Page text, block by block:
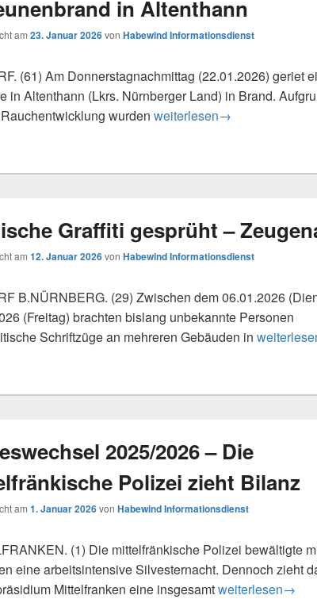
in Altenthann
am 23. Januar 2026von Habewind Informationsdienst
(61) Am Donnerstagnachmittag (22.01.2026) geriet
in Altenthann (Lkrs. Nürnberger Land) in Brand.
wurden Scheunenbrand in Altenthann
weiterlesen→
Graffiti gesprüht –
am 12. Januar 2026von Habewind Informationsdienst
B.NÜRNBERG. (29) Zwischen dem 06.01.2026
(Freitag) brachten bislang unbekannte Personen
Schriftzüge an mehreren Gebäuden in Politische
2025/2026 – Die
Polizei zieht Bilanz
am 1. Januar 2026von Habewind Informationsdienst
(1) Die mittelfränkische Polizei bewältigte
eine arbeitsintensive Silvesternacht. Dennoch zieht
Mittelfranken eine insgesamtJahreswechsel
weiterlesen→